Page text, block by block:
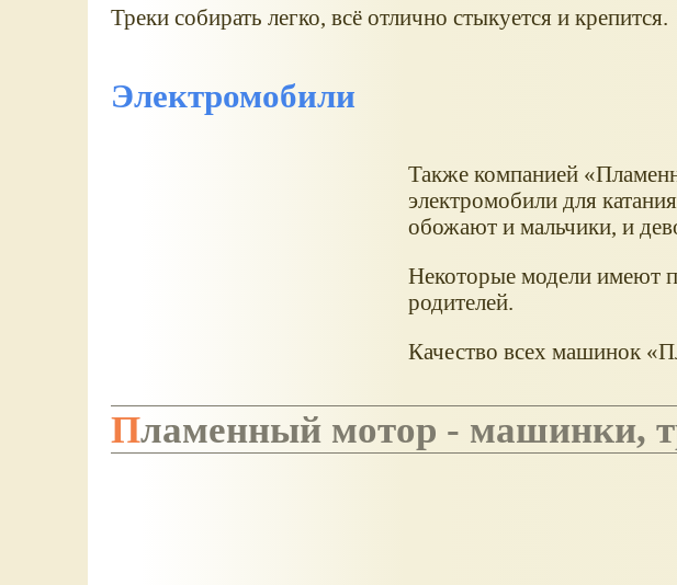
Треки собирать легко, всё отлично стыкуется и крепится.
Электромобили
Также компанией
электромобили для
обожают и мальчики, и
Некоторые модели имеют
родителей.
Качество всех машинок
Пламенный мотор - машинки,